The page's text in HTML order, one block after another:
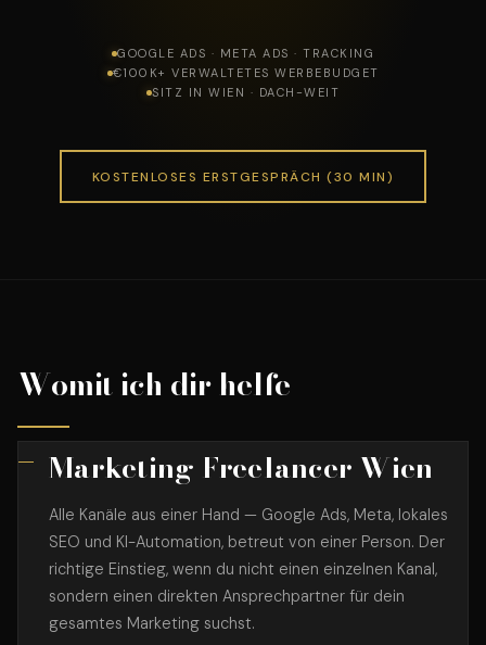
GOOGLE ADS · META ADS · TRACKING
€100K+ VERWALTETES WERBEBUDGET
SITZ IN WIEN · DACH-WEIT
KOSTENLOSES ERSTGESPRÄCH (30 MIN)
Womit ich dir helfe
Marketing Freelancer Wien
Alle Kanäle aus einer Hand — Google Ads, Meta, lokales
SEO und KI-Automation, betreut von einer Person. Der
richtige Einstieg, wenn du nicht einen einzelnen Kanal,
sondern einen direkten Ansprechpartner für dein
gesamtes Marketing suchst.